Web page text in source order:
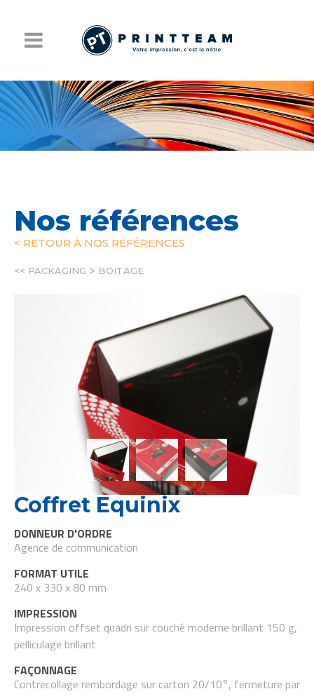
Nos références
< RETOUR À NOS RÉFÉRENCES
<< PACKAGING > BOITAGE
Coffret Equinix
DONNEUR D'ORDRE
Agence de communication
FORMAT UTILE
240 x 330 x 80 mm
IMPRESSION
Impression offset quadri sur couché moderne brillant 150 g,
pelliculage brillant
FAÇONNAGE
Contrecollage rembordage sur carton 20/10°, fermeture par